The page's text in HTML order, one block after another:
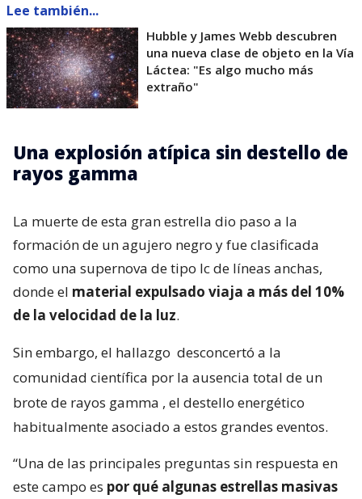
Lee también...
Hubble y James Webb descubren
una nueva clase de objeto en la Vía
Láctea: "Es algo mucho más
extraño"
Una explosión atípica sin destello de
rayos gamma
La muerte de esta gran estrella dio paso a la
formación de un agujero negro y fue clasificada
como una supernova de tipo Ic de líneas anchas,
donde el material expulsado viaja a más del 10%
de la velocidad de la luz.
Sin embargo, el hallazgo desconcertó a la
comunidad científica por la ausencia total de un
brote de rayos gamma , el destello energético
habitualmente asociado a estos grandes eventos.
“Una de las principales preguntas sin respuesta en
este campo es por qué algunas estrellas masivas